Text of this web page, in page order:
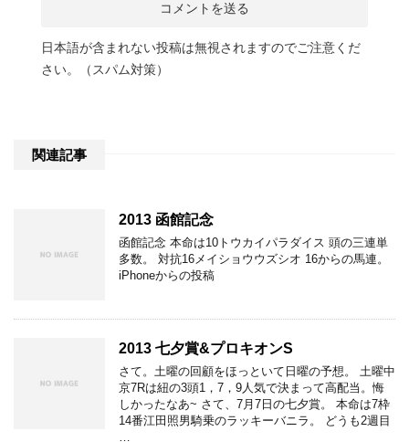
日本語が含まれない投稿は無視されますのでご注意くだ
さい。（スパム対策）
関連記事
2013 函館記念
函館記念 本命は10トウカイパラダイス 頭の三連単
多数。 対抗16メイショウウズシオ 16からの馬連。
iPhoneからの投稿
2013 七夕賞&プロキオンS
さて。土曜の回顧をほっといて日曜の予想。 土曜中
京7Rは紐の3頭1，7，9人気で決まって高配当。悔
しかったなあ~ さて、7月7日の七夕賞。 本命は7枠
14番江田照男騎乗のラッキーバニラ。 どうも2週目